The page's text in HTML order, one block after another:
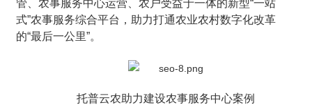
管、农事服务中心运营、农户受益于一体的新型“一站
式”农事服务综合平台，助力打通农业农村数字化改革
的“最后一公里”。
托普云农助力建设农事服务中心案例